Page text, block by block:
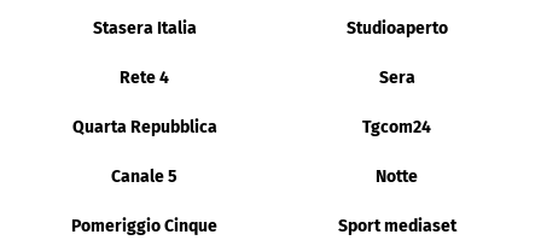
Stasera Italia Studioaperto
Rete 4 Sera
Quarta Repubblica Tgcom24
Canale 5 Notte
Pomeriggio Cinque Sport mediaset